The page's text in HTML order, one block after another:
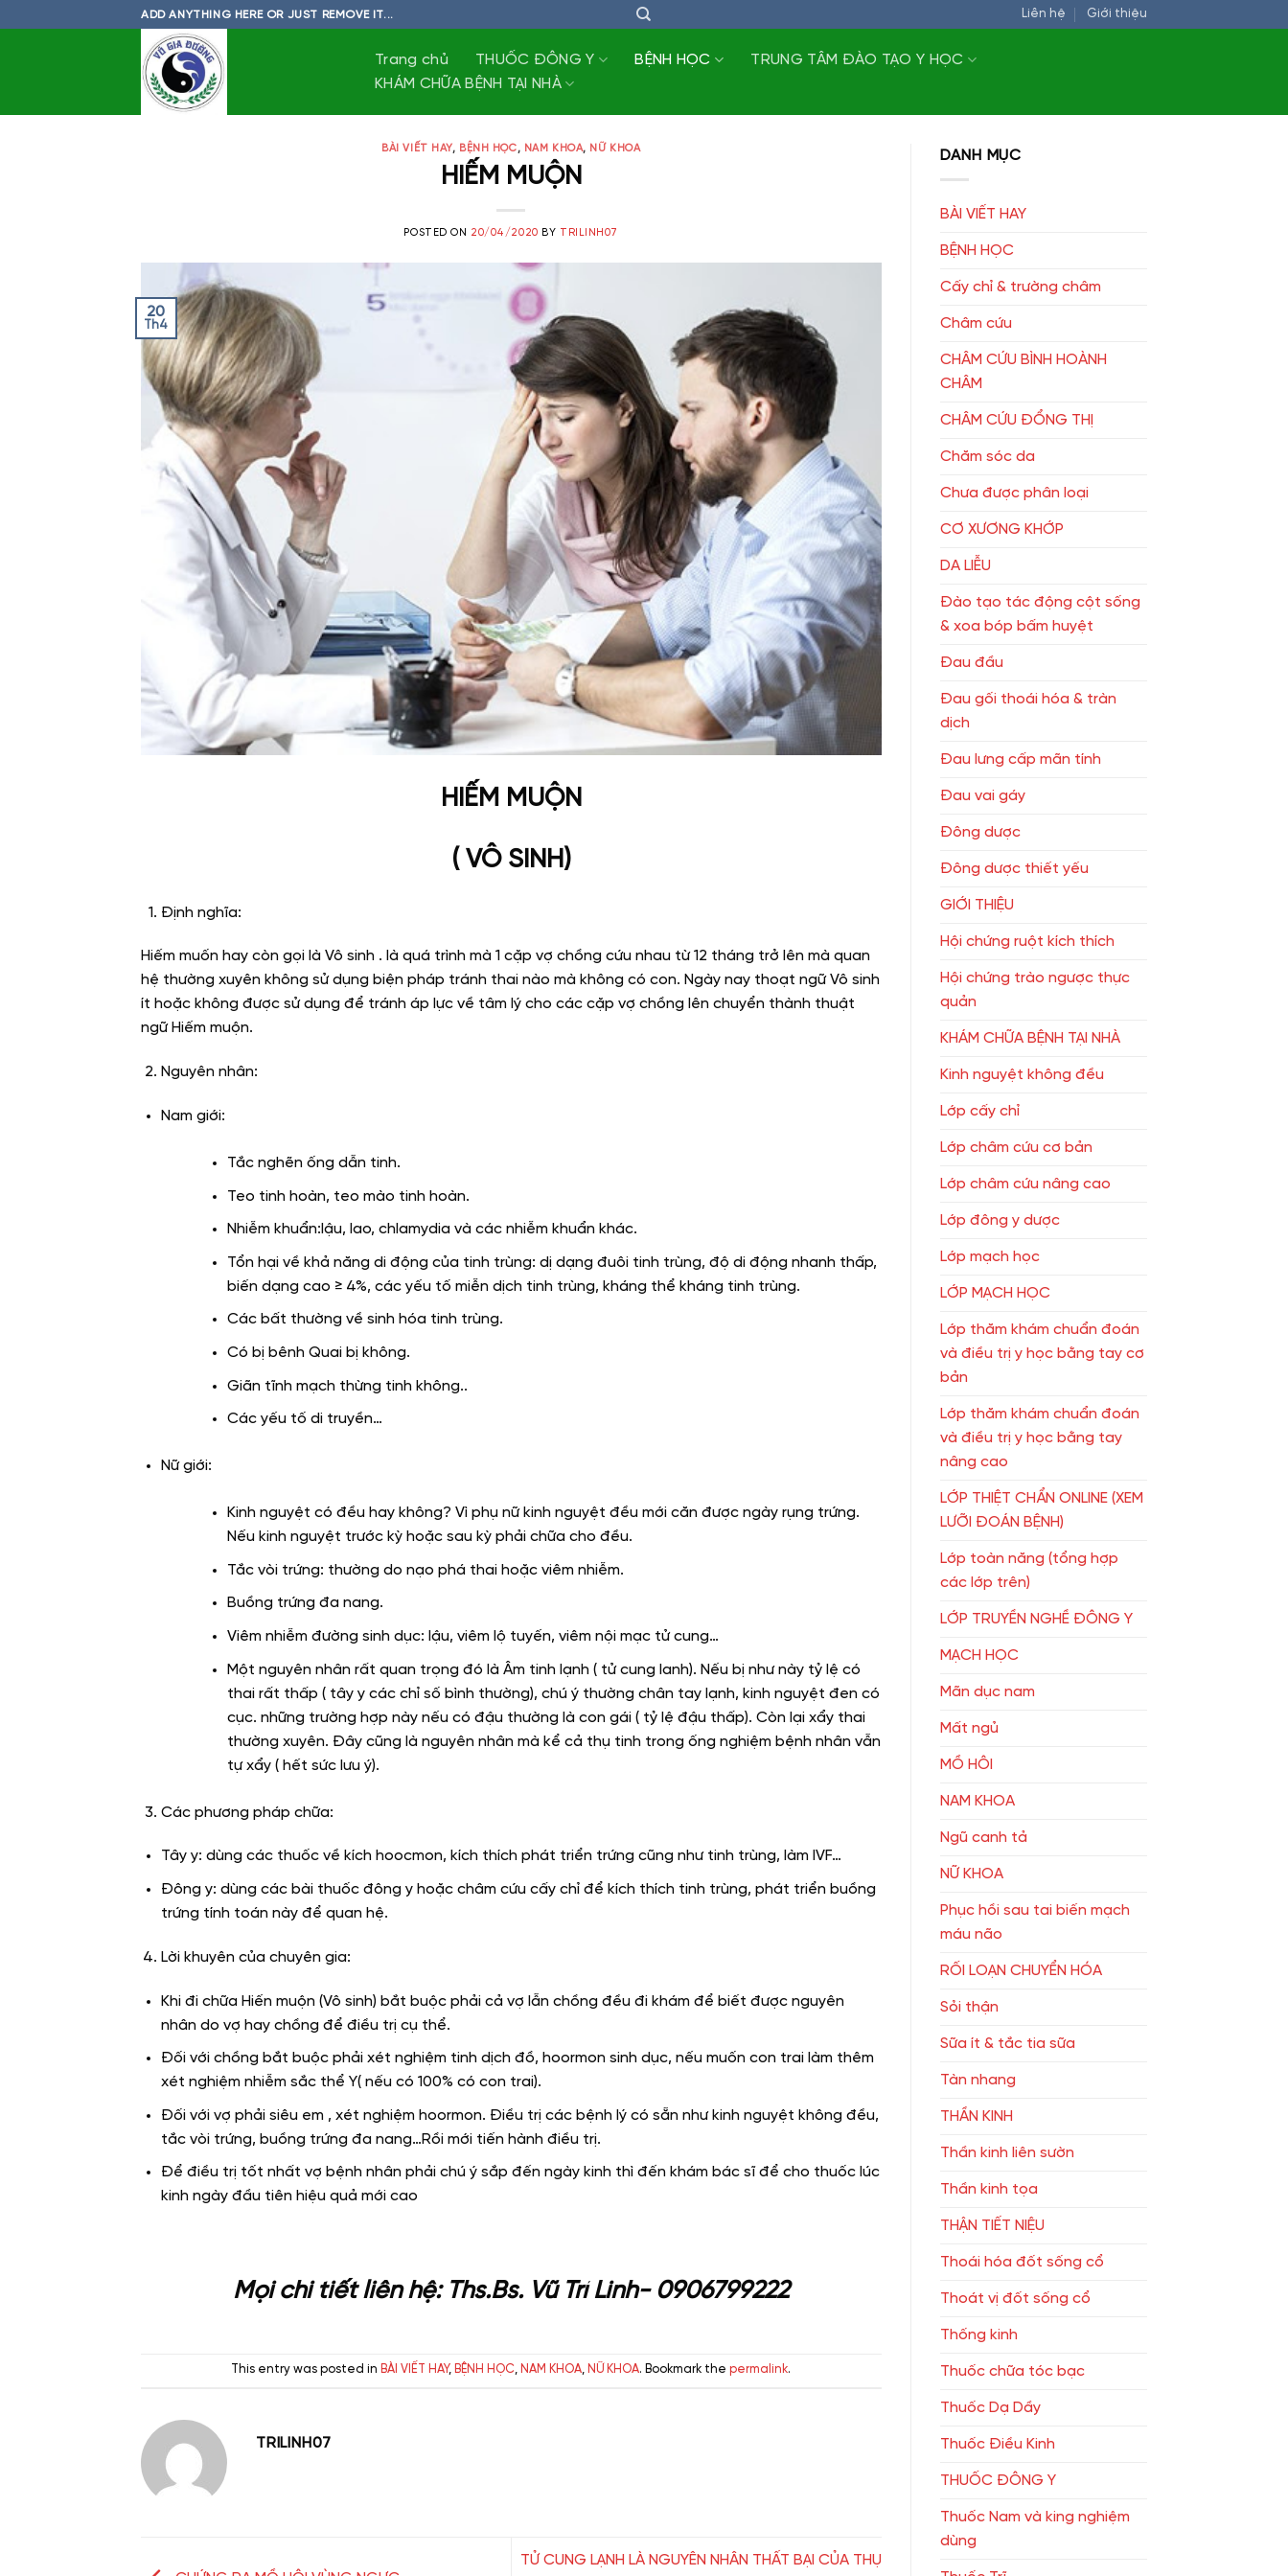
ADD ANYTHING HERE OR JUST REMOVE IT... Liên hệ Giới thiệu
Trang chủ THUỐC ĐÔNG Y BỆNH HỌC
TRUNG TÂM ĐÀO TẠO Y HỌC
KHÁM CHỮA BỆNH TẠI NHÀ
BÀI VIẾT HAY, BỆNH HỌC, NAM KHOA, NỮ KHOA
HIẾM MUỘN
POSTED ON 20/04/2020 BY TRILINH07
20
Th4
HIẾM MUỘN
( VÔ SINH)
Định nghĩa:
Hiếm muốn hay còn gọi là Vô sinh . là quá trình mà 1 cặp vợ chồng cứu nhau từ 12 tháng trở lên mà quan
hệ thường xuyên không sử dụng biện pháp tránh thai nào mà không có con. Ngày nay thoạt ngữ Vô sinh
ít hoặc không được sử dụng để tránh áp lực về tâm lý cho các cặp vợ chồng lên chuyển thành thuật
ngữ Hiếm muộn.
Nguyên nhân:
Nam giới:
Tắc nghẽn ống dẫn tinh.
Teo tinh hoàn, teo mào tinh hoàn.
Nhiễm khuẩn:lậu, lao, chlamydia và các nhiễm khuẩn khác.
Tổn hại về khả năng di động của tinh trùng: dị dạng đuôi tinh trùng, độ di động nhanh thấp,
biến dạng cao ≥ 4%, các yếu tố miễn dịch tinh trùng, kháng thể kháng tinh trùng.
Các bất thường về sinh hóa tinh trùng.
Có bị bênh Quai bị không.
Giãn tĩnh mạch thừng tinh không..
Các yếu tố di truyền…
Nữ giới:
Kinh nguyệt có đều hay không? Vì phụ nữ kinh nguyệt đều mới căn được ngày rụng trứng.
Nếu kinh nguyệt trước kỳ hoặc sau kỳ phải chữa cho đều.
Tắc vòi trứng: thường do nạo phá thai hoặc viêm nhiễm.
Buồng trứng đa nang.
Viêm nhiễm đường sinh dục: lậu, viêm lộ tuyến, viêm nội mạc tử cung…
Một nguyên nhân rất quan trọng đó là Âm tinh lạnh ( tử cung lanh). Nếu bị như này tỷ lệ có
thai rất thấp ( tây y các chỉ số bình thường), chú ý thường chân tay lạnh, kinh nguyệt đen có
cục. những trường hợp này nếu có đậu thường là con gái ( tỷ lệ đậu thấp). Còn lại xẩy thai
thường xuyên. Đây cũng là nguyên nhân mà kể cả thụ tinh trong ống nghiệm bệnh nhân vẫn
tự xẩy ( hết sức lưu ý).
Các phương pháp chữa:
Tây y: dùng các thuốc về kích hoocmon, kích thích phát triển trứng cũng như tinh trùng, làm IVF…
Đông y: dùng các bài thuốc đông y hoặc châm cứu cấy chỉ để kích thích tinh trùng, phát triển buồng
trứng tính toán này để quan hệ.
Lời khuyên của chuyên gia:
Khi đi chữa Hiến muộn (Vô sinh) bắt buộc phải cả vợ lẫn chồng đều đi khám để biết được nguyên
nhân do vợ hay chồng để điều trị cụ thể.
Đối với chồng bắt buộc phải xét nghiệm tinh dịch đồ, hoormon sinh dục, nếu muốn con trai làm thêm
xét nghiệm nhiễm sắc thể Y( nếu có 100% có con trai).
Đối với vợ phải siêu em , xét nghiệm hoormon. Điều trị các bệnh lý có sẵn như kinh nguyệt không đều,
tắc vòi trứng, buồng trứng đa nang…Rồi mới tiến hành điều trị.
Để điều trị tốt nhất vợ bệnh nhân phải chú ý sắp đến ngày kinh thì đến khám bác sĩ để cho thuốc lúc
kinh ngày đầu tiên hiệu quả mới cao
Mọi chi tiết liên hệ: Ths.Bs. Vũ Trí Linh- 0906799222
This entry was posted in BÀI VIẾT HAY, BỆNH HỌC, NAM KHOA, NỮ KHOA. Bookmark thepermalink.
TRILINH07
TỬ CUNG LẠNH LÀ NGUYÊN NHÂN THẤT BẠI CỦA THỤ
DANH MỤC
BÀI VIẾT HAY
BỆNH HỌC
Cấy chỉ & trường châm
Châm cứu
CHÂM CỨU BÌNH HOÀNH
CHÂM
CHÂM CỨU ĐỔNG THỊ
Chăm sóc da
Chưa được phân loại
CƠ XƯƠNG KHỚP
DA LIỄU
Đào tạo tác động cột sống
& xoa bóp bấm huyệt
Đau đầu
Đau gối thoái hóa & tràn
dịch
Đau lưng cấp mãn tính
Đau vai gáy
Đông dược
Đông dược thiết yếu
GIỚI THIỆU
Hội chứng ruột kích thích
Hội chứng trào ngược thực
quản
KHÁM CHỮA BỆNH TẠI NHÀ
Kinh nguyệt không đều
Lớp cấy chỉ
Lớp châm cứu cơ bản
Lớp châm cứu nâng cao
Lớp đông y dược
Lớp mạch học
LỚP MẠCH HỌC
Lớp thăm khám chuẩn đoán
và điều trị y học bằng tay cơ
bản
Lớp thăm khám chuẩn đoán
và điều trị y học bằng tay
nâng cao
LỚP THIỆT CHẨN ONLINE (XEM
LƯỠI ĐOÁN BỆNH)
Lớp toàn năng (tổng hợp
các lớp trên)
LỚP TRUYỀN NGHỀ ĐÔNG Y
MẠCH HỌC
Mãn dục nam
Mất ngủ
MỒ HÔI
NAM KHOA
Ngũ canh tả
NỮ KHOA
Phục hồi sau tai biến mạch
máu não
RỐI LOẠN CHUYỂN HÓA
Sỏi thận
Sữa ít & tắc tia sữa
Tàn nhang
THẦN KINH
Thần kinh liên sườn
Thần kinh tọa
THẬN TIẾT NIỆU
Thoái hóa đốt sống cổ
Thoát vị đốt sống cổ
Thống kinh
Thuốc chữa tóc bạc
Thuốc Dạ Dầy
Thuốc Điều Kinh
THUỐC ĐÔNG Y
Thuốc Nam và king nghiệm
dùng